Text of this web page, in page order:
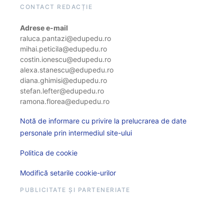
CONTACT REDACȚIE
Adrese e-mail
raluca.pantazi@edupedu.ro
mihai.peticila@edupedu.ro
costin.ionescu@edupedu.ro
alexa.stanescu@edupedu.ro
diana.ghimisi@edupedu.ro
stefan.lefter@edupedu.ro
ramona.florea@edupedu.ro
Notă de informare cu privire la prelucrarea de date
personale prin intermediul site-ului
Politica de cookie
Modifică setarile cookie-urilor
PUBLICITATE ȘI PARTENERIATE